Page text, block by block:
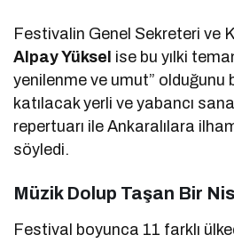
Festivalin Genel Sekreteri ve
Alpay Yüksel ise bu yılki
yenilenme ve umut”
katılacak yerli ve yabancı
repertuarı ile Ankaralılara
söyledi.
Müzik Dolup Taşan Bir
Festival boyunca 11 farklı